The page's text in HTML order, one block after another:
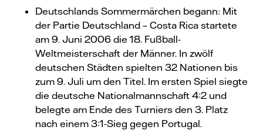
Deutschlands Sommermärchen begann: Mit
der Partie Deutschland – Costa Rica startete
am 9. Juni 2006 die 18. Fußball-
Weltmeisterschaft der Männer. In zwölf
deutschen Städten spielten 32 Nationen bis
zum 9. Juli um den Titel. Im ersten Spiel siegte
die deutsche Nationalmannschaft 4:2 und
belegte am Ende des Turniers den 3. Platz
nach einem 3:1-Sieg gegen Portugal.